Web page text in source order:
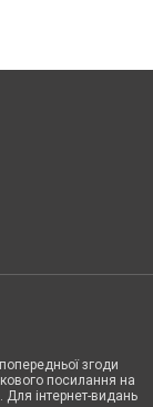
згоди
посилання на
інтернет-видань